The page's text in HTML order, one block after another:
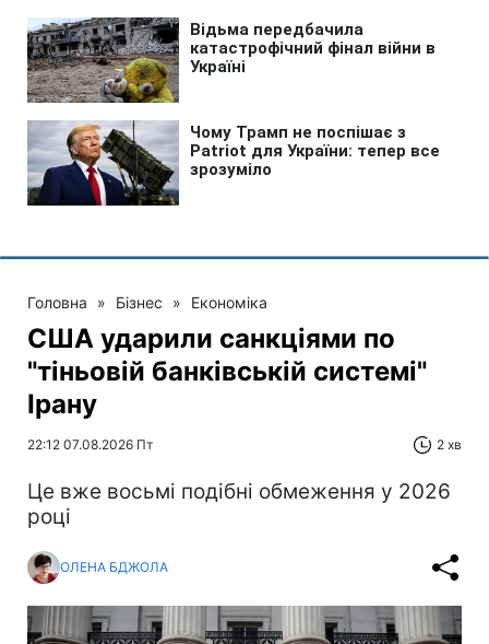
Головна » Бізнес » Економіка
США ударили санкціями по
"тіньовій банківській системі"
Ірану
22:12 07.08.2026 Пт 2 хв
Це вже восьмі подібні обмеження у 2026
році
ОЛЕНА БДЖОЛА